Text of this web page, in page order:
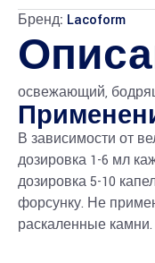
Бренд: Lacoform
освежающий,
В зависимости от
дозировка 1-6 мл
дозировка 5-10
форсунку. Не
раскаленные камни.